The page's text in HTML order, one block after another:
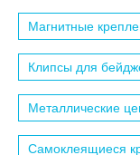
Магнитные
Клипсы для
Металлические
Самоклеящиеся